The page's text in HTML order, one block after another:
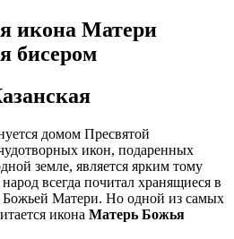
икона Матери
бисером
домом Пресвятой
икон, подаренных
земле, является ярким тому
всегда почитал хранящиеся в
Божьей Матери. Но одной из самых
икона Матерь Божья